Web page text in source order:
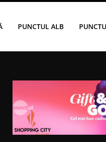
PUNCTUL ALB